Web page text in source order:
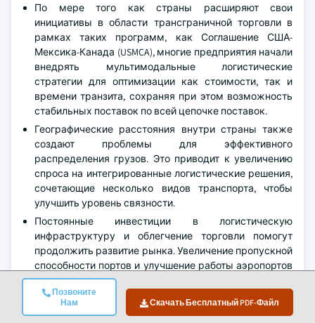
Позвоните
Нам
Скачать Бесплатный PDF-Файл
По мере того как страны расширяют свои
инициативы в области трансграничной торговли в
рамках таких программ, как Соглашение США-
Мексика-Канада (USMCA), многие предприятия начали
внедрять мультимодальные логистические
стратегии для оптимизации как стоимости, так и
времени транзита, сохраняя при этом возможность
стабильных поставок по всей цепочке поставок.
Географические расстояния внутри страны также
создают проблемы для эффективного
распределения грузов. Это приводит к увеличению
спроса на интегрированные логистические решения,
сочетающие несколько видов транспорта, чтобы
улучшить уровень связности.
Постоянные инвестиции в логистическую
инфраструктуру и облегчение торговли помогут
продолжить развитие рынка. Увеличение пропускной
способности портов и улучшение работы аэропортов
обеспечат дополнительную эффективность и усилят
интеграцию в глобальную цепочку поставок.